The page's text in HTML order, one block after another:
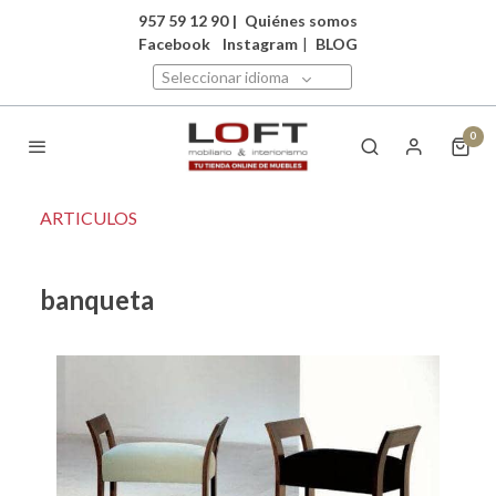
957 59 12 90 | Quiénes somos
Facebook
Instagram | BLOG
Seleccionar idioma
0
ARTICULOS
banqueta